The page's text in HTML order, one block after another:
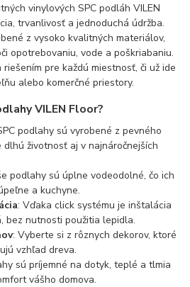
vinylových SPC podláh VILEN
trvanlivosť a jednoduchá údržba.
z vysoko kvalitných materiálov,
opotrebovaniu, vode a poškriabaniu.
pre každú miestnosť, či už ide
alebo komerčné priestory.
VILEN Floor?
podlahy sú vyrobené z pevného
životnosť aj v najnáročnejších
podlahy sú úplne vodeodolné, čo ich
a kuchyne.
: Vďaka click systému je inštalácia
bez nutnosti použitia lepidla.
: Vyberte si z rôznych dekorov, ktoré
vzhľad dreva.
sú príjemné na dotyk, teplé a tlmia
vášho domova.